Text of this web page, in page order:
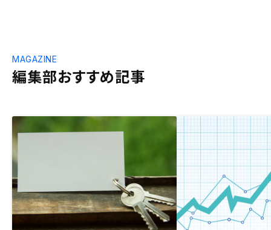
編集部おすすめ記事
MAGAZINE